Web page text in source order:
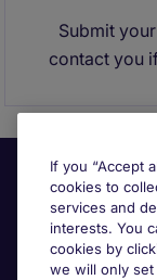
Submit
contact you
If you “Accept
cookies to
services and
interests. You
cookies by
we will only